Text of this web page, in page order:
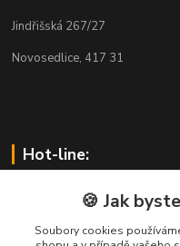
Jindřišská 267/27
Novosedlice, 417 31
Hot-line:
Zákaznická podpora
🍪 Jak
Soubory cookies